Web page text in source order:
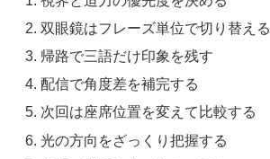
双眼鏡はフレーズ単位で切り替える
帰路で三語だけ印象を残す
配信で角度差を補完する
次回は座席位置を変えて比較する
光の方向をざっくり把握する